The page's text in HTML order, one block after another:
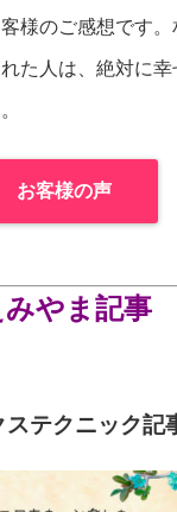
様のご感想です。
た人は、絶対に幸
お客様の声
やま記事
ステクニック記